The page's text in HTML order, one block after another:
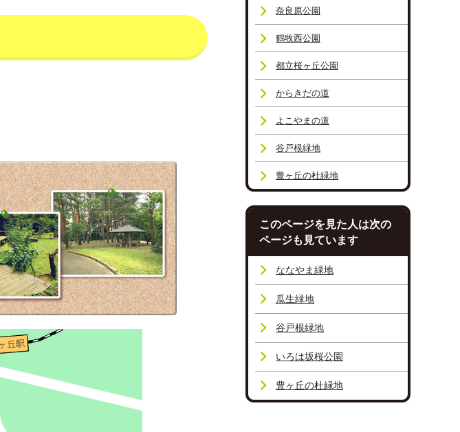
奈良原公園
鶴牧西公園
都立桜ヶ丘公園
からきだの道
よこやまの道
谷戸根緑地
豊ヶ丘の杜緑地
このページを見た人は次の
ページも見ています
ななやま緑地
瓜生緑地
谷戸根緑地
いろは坂桜公園
豊ヶ丘の杜緑地